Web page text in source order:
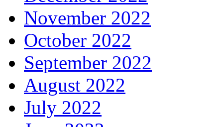
November 2022
October 2022
September 2022
August 2022
July 2022